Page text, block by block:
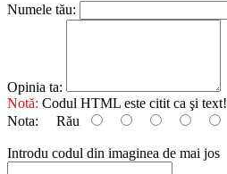
Numele tău:
Opinia ta:
Notă: Codul HTML este citit ca şi text!
Nota: Rău
Introdu codul din imaginea de mai jos